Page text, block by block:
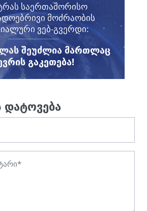
საერთაშორისო
მოძრაობის
ვებ-გვერდი:
ᲨᲔᲣᲫᲚᲘᲐ ᲛᲐᲠᲗᲚᲐᲪ
ᲒᲐᲙᲔᲗᲔᲑᲐ!
დატოვება